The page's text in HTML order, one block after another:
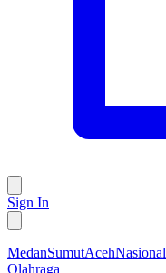
Sign In
MedanSumutAcehNasional
Olahraga